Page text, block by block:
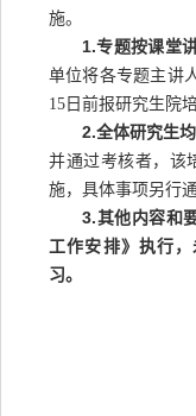
施。
1.专题按课堂
单位将各专题主讲
15日前报研究生院培
2.全体研究生
并通过考核者，该
施，具体事项另行通
3.其他内容和
工作安排》执行
习。